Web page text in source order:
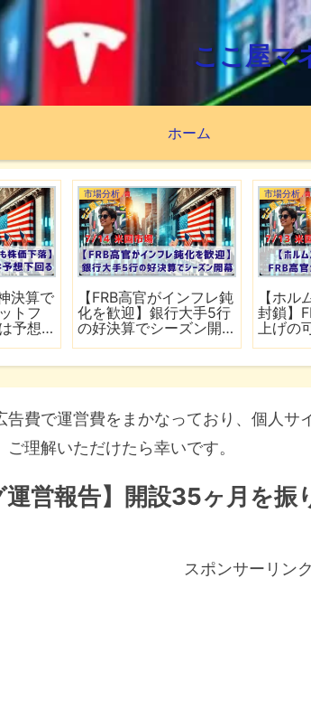
ここ屋マ
ホーム
決算で
トフ
予想
市場分析
【FRB高官がインフレ鈍
化を歓迎】銀行大手5行
の好決算でシーズン開
市場分析
【ホ
封鎖】
上げの
告費で運営費をまかなっており、個人サ
ご理解いただけたら幸いです。
運営報告】開設35ヶ月を
スポンサーリンク